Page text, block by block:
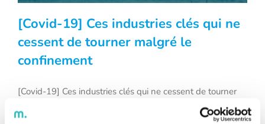
cessent de tourner malgré le
[Covid-19] Ces industries clés qui ne
cessent de tourner malgré le
confinement
[Covid-19] Ces industries clés qui ne cessent de tourner
malgré le confinement Alors que la France est en plein
confinement, certains secteurs industriels ne peuvent pour